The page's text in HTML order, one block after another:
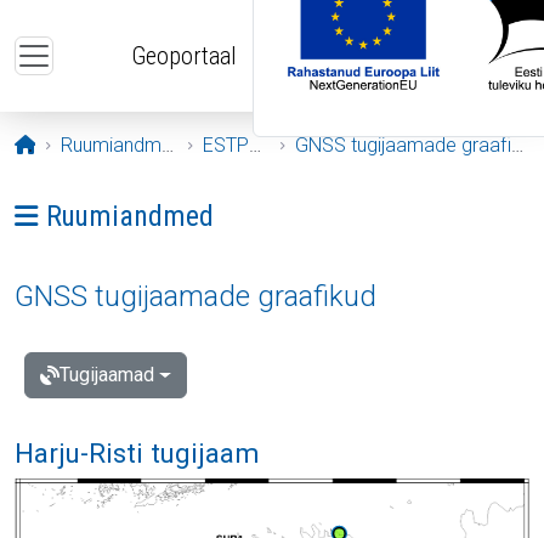
Geoportaal
Avaleht
Ruumiandmed ESTPOS GNSS tugijaamade graafikud
Ava menüü: Ruumiandmed
Ruumiandmed
GNSS tugijaamade graafikud
Tugijaamad
Harju-Risti tugijaam